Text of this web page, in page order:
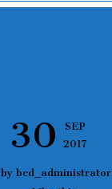
30
SEP
2017
by bcd_administrator